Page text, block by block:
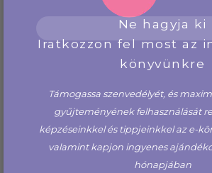
Ne hagyja ki
Iratkozzon fel most az
könyvünkre
Támogassa szenvedélyét, és
gyűjteményének felhasználását
képzéseinkkel és tippjeinkkel az e-
valamint kapjon ingyenes
hónapjában
Föld kincsei, luxus drágakő
és kristály dobozos készlet
(10 db üvegampullában)